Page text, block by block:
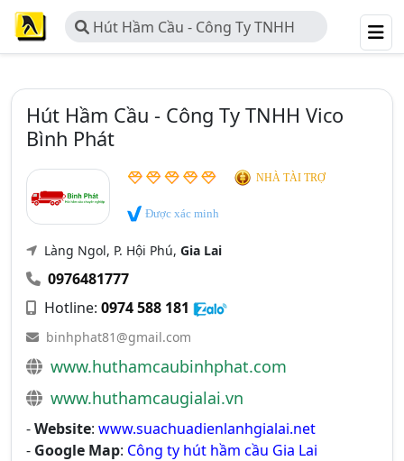
Hút Hầm Cầu - Công Ty TNHH
Vico Bình Phát
Hút Hầm Cầu - Công Ty TNHH Vico
Bình Phát
NHÀ TÀI TRỢ
Được xác minh
Làng Ngol, P. Hội Phú, Gia Lai
0976481777
Hotline: 0974 588 181
binhphat81@gmail.com
www.huthamcaubinhphat.com
www.huthamcaugialai.vn
-Website: www.suachuadienlanhgialai.net
- Google Map: Công ty hút hầm cầu Gia Lai